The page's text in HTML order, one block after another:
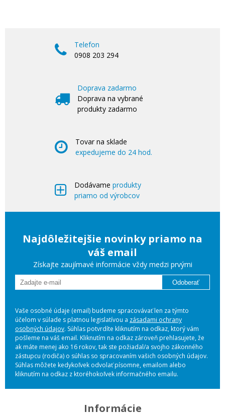
Telefon
0908 203 294
Doprava zadarmo
Doprava na vybrané
produkty zadarmo
Tovar na sklade
expedujeme do 24 hod.
Dodávame produkty
priamo od výrobcov
Najdôležitejšie novinky priamo na
váš email
Získajte zaujímavé informácie vždy medzi prvými
Odoberať
Vaše osobné údaje (email) budeme spracovávať len za týmto
účelom v súlade s platnou legislatívou a zásadami ochrany
osobných údajov. Súhlas potvrdíte kliknutím na odkaz, ktorý vám
pošleme na váš email. Kliknutím na odkaz zároveň prehlasujete, že
ak máte menej ako 16 rokov, tak ste požiadal/a svojho zákonného
zástupcu (rodiča) o súhlas so spracovaním vašich osobných údajov.
Súhlas môžete kedykoľvek odvolať písomne, emailom alebo
kliknutím na odkaz z ktoréhokoľvek informačného emailu.
Informácie